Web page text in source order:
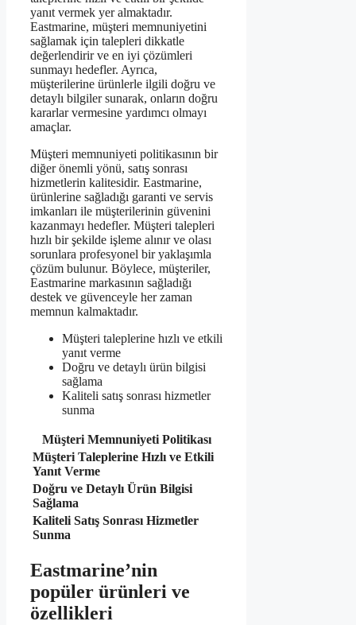
yanıt vermek yer almaktadır.
Eastmarine, müşteri memnuniyetini
sağlamak için talepleri dikkatle
değerlendirir ve en iyi çözümleri
sunmayı hedefler. Ayrıca,
müşterilerine ürünlerle ilgili doğru ve
detaylı bilgiler sunarak, onların doğru
kararlar vermesine yardımcı olmayı
amaçlar.
Müşteri memnuniyeti politikasının bir
diğer önemli yönü, satış sonrası
hizmetlerin kalitesidir. Eastmarine,
ürünlerine sağladığı garanti ve servis
imkanları ile müşterilerinin güvenini
kazanmayı hedefler. Müşteri talepleri
hızlı bir şekilde işleme alınır ve olası
sorunlara profesyonel bir yaklaşımla
çözüm bulunur. Böylece, müşteriler,
Eastmarine markasının sağladığı
destek ve güvenceyle her zaman
memnun kalmaktadır.
Müşteri taleplerine hızlı ve etkili
yanıt verme
Doğru ve detaylı ürün bilgisi
sağlama
Kaliteli satış sonrası hizmetler
sunma
Müşteri Memnuniyeti Politikası
Müşteri Taleplerine Hızlı ve Etkili
Yanıt Verme
Doğru ve Detaylı Ürün Bilgisi
Sağlama
Kaliteli Satış Sonrası Hizmetler
Sunma
Eastmarine’nin
popüler ürünleri ve
özellikleri